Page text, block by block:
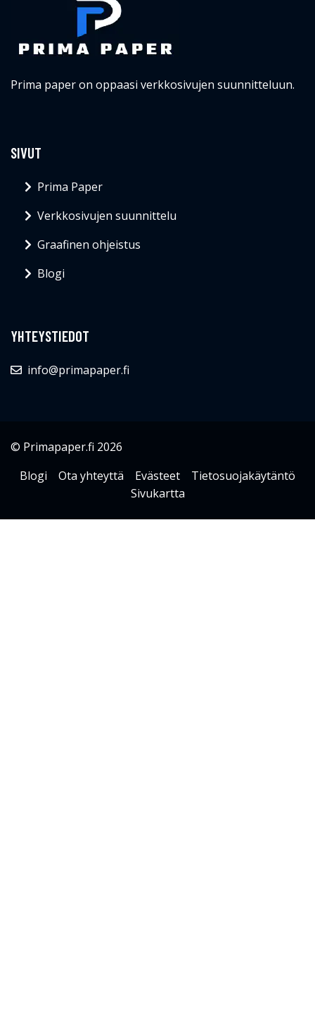
Prima paper on oppaasi verkkosivujen suunnitteluun.
SIVUT
Prima Paper
Verkkosivujen suunnittelu
Graafinen ohjeistus
Blogi
YHTEYSTIEDOT
info@primapaper.fi
© Primapaper.fi 2026
Blogi
Ota yhteyttä Evästeet
Tietosuojakäytäntö
Sivukartta